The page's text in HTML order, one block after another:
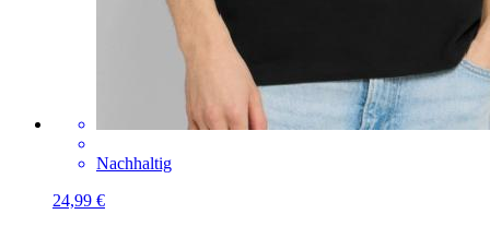
Nachhaltig
24,99 €